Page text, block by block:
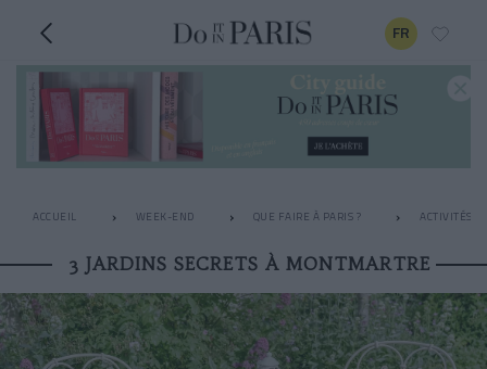
FR
ACCUEIL WEEK-END QUE FAIRE À PARIS ? ACTIVITÉS
3 JARDINS SECRETS À MONTMARTRE